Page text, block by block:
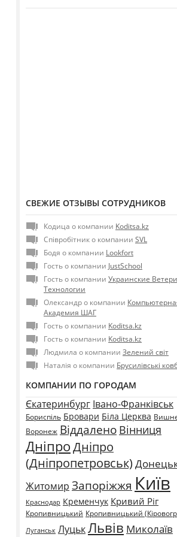
СВЕЖИЕ ОТЗЫВЫ СОТРУДНИКОВ
Кодица о компании Koditsa.kz
Співробітник о компании SVL
Бодя о компании Lookfort
Гость о компании JustSchool
Гость о компании Украинские
Технологии
Олександр о компании
Академия ШАГ
Гость о компании Koditsa.kz
Гость о компании Koditsa.kz
Людмила о компании Зелений світ
Наталія о компании Брусилівські
КОМПАНИИ ПО ГОРОДАМ
Єкатеринбург Івано-Франківськ
Бориспіль Бровари Біла Церква
Воронеж Віддалено Вінниця
ДніпроДніпро
(Дніпропетровськ)
Житомир Запоріжжя Київ
Краснодар Кременчук Кривий Ріг
Кропивницький Кропивницький
Луганськ ЛуцькЛьвів Миколаїв